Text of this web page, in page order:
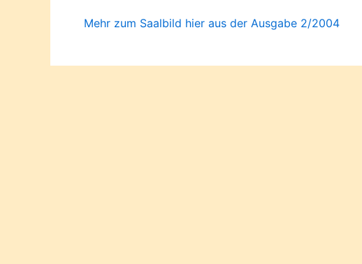
Mehr zum Saalbild hier aus der Ausgabe 2/2004